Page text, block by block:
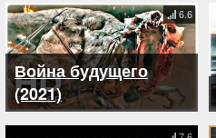
Война будущего
(2021)
6.6